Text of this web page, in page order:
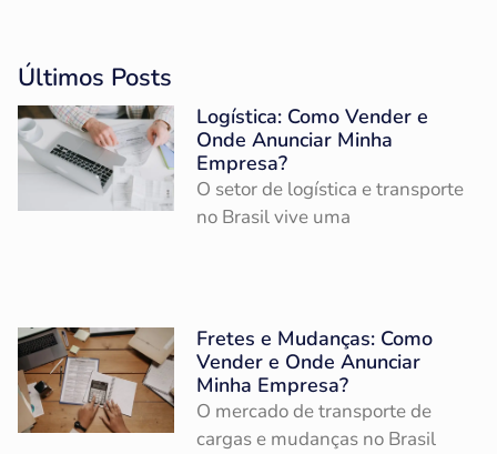
Últimos Posts
Logística: Como Vender e
Onde Anunciar Minha
Empresa?
O setor de logística e transporte
no Brasil vive uma
Fretes e Mudanças: Como
Vender e Onde Anunciar
Minha Empresa?
O mercado de transporte de
cargas e mudanças no Brasil